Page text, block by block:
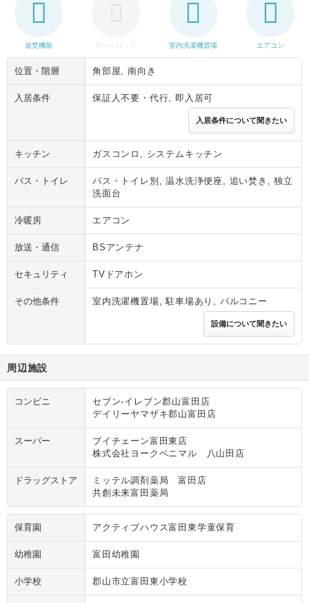
追焚機能 オートロック 室内洗濯機置場 エアコン
位置・階層 角部屋, 南向き
入居条件 保証人不要・代行, 即入居可
入居条件について聞きたい
キッチン ガスコンロ, システムキッチン
バス・トイレ
バス・トイレ別, 温水洗浄便座, 追い焚き, 独立
洗面台
冷暖房 エアコン
放送・通信 BSアンテナ
セキュリティ TVドアホン
その他条件 室内洗濯機置場, 駐車場あり, バルコニー
設備について聞きたい
周辺施設
コンビニ
セブン‐イレブン郡山富田店
デイリーヤマザキ郡山富田店
スーパー
ブイチェーン富田東店
株式会社ヨークベニマル 八山田店
ドラッグストア
ミッテル調剤薬局 富田店
共創未来富田薬局
保育園 アクティブハウス富田東学童保育
幼稚園 富田幼稚園
小学校 郡山市立富田東小学校